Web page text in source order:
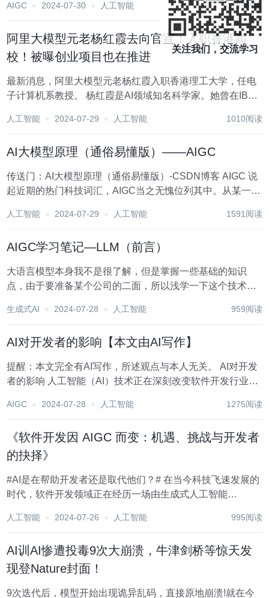
一种基于深度学习的聊天生成语言大模...
AIGC 2024-07-30 人工智能 1153阅读
阿里大模型元老杨红霞去向官宣：入职香港高
校！被曝创业项目也在推进
最新消息，阿里大模型元老杨红霞入职香港理工大学，任电
子计算机系教授。 杨红霞是AI领域知名科学家。她曾在IBM
2016年加入阿里巴巴，就职于达摩院智能计算实验室;2023
人工智能 2024-07-29 人工智能 1010阅读
AI大模型原理（通俗易懂版）——AIGC
传送门：AI大模型原理（通俗易懂版）-CSDN博客 AIGC 说
起近期的热门科技词汇，AIGC当之无愧位列其中。从某一天
内容了。而且让人难以分清背后的创作者到底是人类还是
人工智能 2024-07-29 人工智能 1591阅读
AIGC学习笔记—LLM（前言）
大语言模型本身我不是很了解，但是掌握一些基础的知识
点，由于要准备某个公司的二面，所以浅学一下这个技术，
大模型是指具有大规模参数和复杂计算结构的机器学习模
生成式AI 2024-07-28 人工智能 959阅读
AI对开发者的影响【本文由AI写作】
提醒：本文完全有AI写作，所述观点与本人无关。 AI对开发
者的影响 人工智能（AI）技术正在深刻改变软件开发行业。
程、技能需求、项目管理等方面带来了显著影响。本文将从
AIGC 2024-07-28 人工智能 1275阅读
《软件开发因 AIGC 而变：机遇、挑战与开发者
的抉择》
#AI是在帮助开发者还是取代他们？# 在当今科技飞速发展的
时代，软件开发领域正在经历一场由生成式人工智能
量，重塑着开发者的工作方式，无论是代码生成、错误检测
人工智能 2024-07-26 人工智能 995阅读
AI训AI惨遭投毒9次大崩溃，牛津剑桥等惊天发
现登Nature封面！
9次迭代后，模型开始出现诡异乱码，直接原地崩溃!就在今
关注我们，交流学习